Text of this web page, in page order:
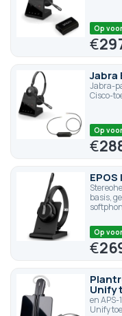
Op
€
Jabra
Jabra-
Cisco-
Op
€
basis,
Op
€
Unify
en
Unify